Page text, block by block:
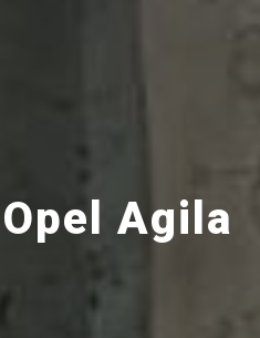
Agila